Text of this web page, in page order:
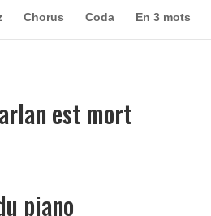
Chorus Coda En 3 mots
est mort
piano